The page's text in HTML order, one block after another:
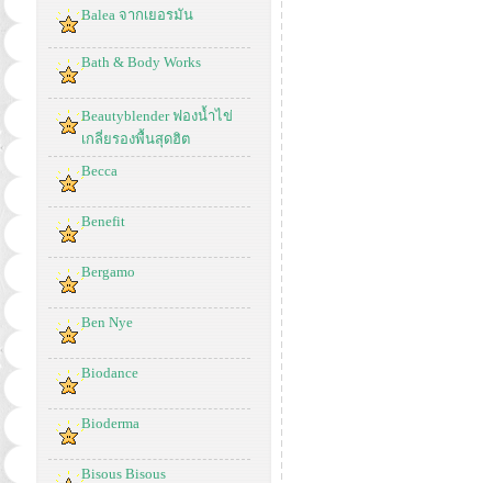
Balea จากเยอรมัน
Bath & Body Works
Beautyblender ฟองน้ำไข่
เกลี่ยรองพื้นสุดฮิต
Becca
Benefit
Bergamo
Ben Nye
Biodance
Bioderma
Bisous Bisous